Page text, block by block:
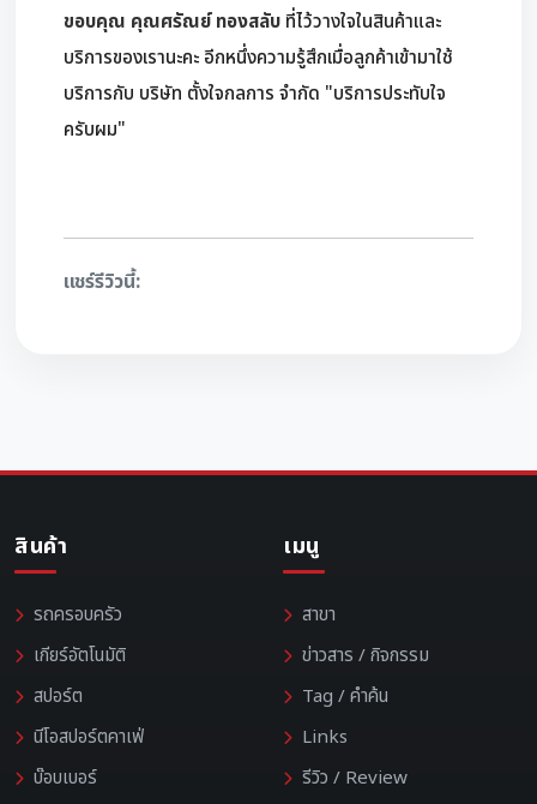
ขอบคุณ คุณศรัณย์ ทองสลับ ที่ไว้วางใจในสินค้าและ
บริการของเรานะคะ อีกหนึ่งความรู้สึกเมื่อลูกค้าเข้ามาใช้
บริการกับ บริษัท ตั้งใจกลการ จำกัด "บริการประทับใจ
ครับผม"
แชร์รีวิวนี้:
สินค้า
รถครอบครัว
เกียร์อัตโนมัติ
สปอร์ต
นีโอสปอร์ตคาเฟ่
บ๊อบเบอร์
เมนู
สาขา
ข่าวสาร / กิจกรรม
Tag / คำค้น
Links
รีวิว / Review